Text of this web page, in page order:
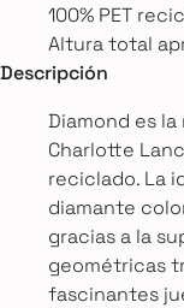
100% PET
Altura total
Descripción
Diamond es
Charlotte
reciclado. La
diamante
gracias a la
geométricas
fascinantes